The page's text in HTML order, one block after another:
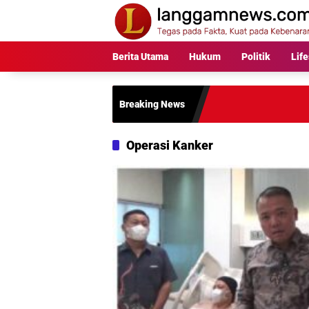
Berita Utama Hukum Politik
Breaking News
Operasi Kanker